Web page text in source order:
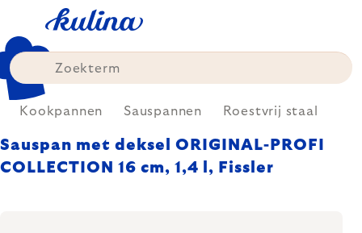
content
Kookpannen Sauspannen Roestvrij staal
Sauspan met deksel ORIGINAL-PROFI
COLLECTION 16 cm, 1,4 l, Fissler